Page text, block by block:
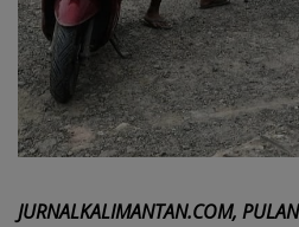
JURNALKALIMANTAN.COM,